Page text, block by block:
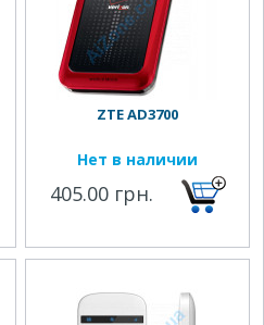
ZTE AD3700
Нет в наличии
405.00 грн.